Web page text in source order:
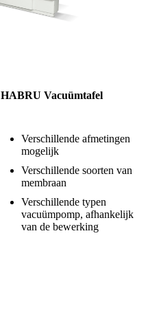
HABRU Vacuümtafel
Verschillende afmetingen
mogelijk
Verschillende soorten van
membraan
Verschillende typen
vacuümpomp, afhankelijk
van de bewerking